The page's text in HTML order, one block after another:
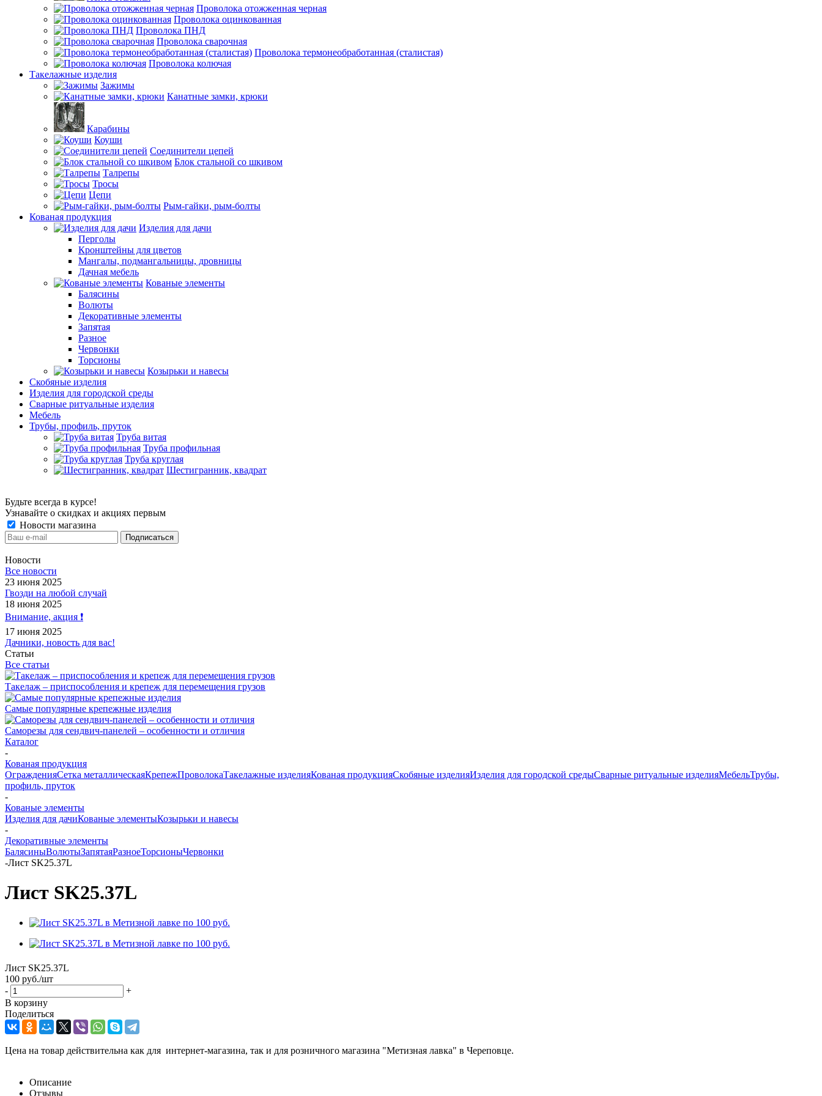
Проволока отожженная черная
Проволока оцинкованная
Проволока ПНД
Проволока сварочная
Проволока термонеобработанная (сталистая)
Проволока колючая
Такелажные изделия
Зажимы
Канатные замки, крюки
Карабины
Коуши
Соединители цепей
Блок стальной со шкивом
Талрепы
Тросы
Цепи
Рым-гайки, рым-болты
Кованая продукция
Изделия для дачи
Перголы
Кронштейны для цветов
Мангалы, подмангальницы, дровницы
Дачная мебель
Кованые элементы
Балясины
Волюты
Декоративные элементы
Запятая
Разное
Червонки
Торсионы
Козырьки и навесы
Скобяные изделия
Изделия для городской среды
Сварные ритуальные изделия
Мебель
Трубы, профиль, пруток
Труба витая
Труба профильная
Труба круглая
Шестигранник, квадрат
Будьте всегда в курсе!
Узнавайте о скидках и акциях первым
Новости магазина
Новости
Все новости
23 июня 2025
Гвозди на любой случай
18 июня 2025
Внимание, акция ❗️
17 июня 2025
Дачники, новость для вас!
Статьи
Все статьи
Такелаж – приспособления и крепеж для перемещения грузов
Самые популярные крепежные изделия
Саморезы для сендвич-панелей – особенности и отличия
Каталог
-
Кованая продукция
ОгражденияСетка металлическаяКрепежПроволокаТакелажные изделияКованая продукцияСкобяные изделияИзделия для городской средыСварные ритуальные изделияМебельТрубы,
профиль, пруток
-
Кованые элементы
Изделия для дачиКованые элементыКозырьки и навесы
-
Декоративные элементы
БалясиныВолютыЗапятаяРазноеТорсионыЧервонки
-Лист SK25.37L
Лист SK25.37L
Лист SK25.37L
100 руб./шт
-
+
В корзину
Поделиться
Цена на товар действительна как для интернет-магазина, так и для розничного магазина "Метизная лавка" в Череповце.
Описание
Отзывы